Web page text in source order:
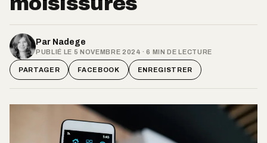
Par Nadege
PUBLIÉ LE 5 NOVEMBRE 2024 · 6 MIN DE LECTURE
PARTAGER FACEBOOK ENREGISTRER